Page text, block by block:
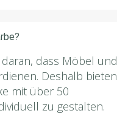
dass Möbel und
Deshalb bieten
mit über 50
zu gestalten.